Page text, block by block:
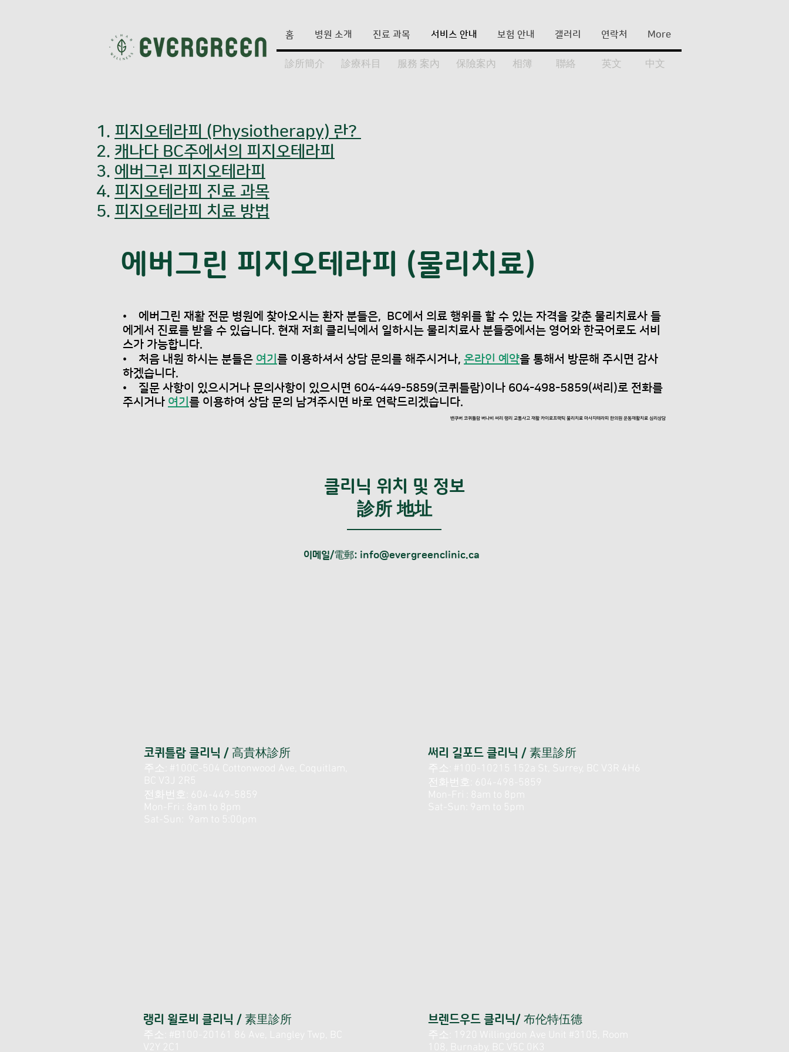
홈 병원 소개 진료 과목 서비스 안내 보험 안내 갤러리 연락처 More
診所簡介 診療科目 服務 案內 保險案內 相簿 聯絡 英文 中文
피지오테라피 (Physiotherapy) 란?
캐나다 BC주에서의 피지오테라피
​에버그린 피지오테라피
피지오테라피 진료 과목
피지오테라피 치료 방법
​에버그린 피지오테라피 (물리치료)
• 에버그린 재활 전문 병원에 찾아오시는 환자 분들은, BC에서 의료 행위를 할 수 있는 자격을 갖춘 물리치료사 들
에게서 진료를 받을 수 있습니다. 현재 저희 클리닉에서 일하시는 물리치료사 분들중에서는 영어와 한국어로도 서비
스가 가능합니다.
• 처음 내원 하시는 분들은 여기 를 이용하셔서 상담 문의를 해주시거나, 온라인 예약을 통해서 방문해 주시면 감사
하겠습니다.
• 질문 사항이 있으시거나 문의사항이 있으시면 604-449-5859(코퀴틀람)이나 604-498-5859(써리)로 전화를
주시거나 여기 를 이용하여 상담 문의 남겨주시면 바로 연락드리겠습니다.
밴쿠버 코퀴틀람 버나비 써리 랭리 교통사고 재활 카이로프랙틱 물리치료 마사지테라피 한의원 운동재활치료 심리상담
클리닉 위치 및 정보
​診所 地址
이메일/電郵: info@evergreenclinic.ca
코퀴틀람 클리닉 / 高貴林診所
주소: #100C-504 Cottonwood Ave, Coquitlam,
BC V3J 2R5
전화번호: 604-449-5859
Mon-Fri : 8am to 8pm
Sat-Sun: 9am to 5:00pm
랭리 윌로비 클리닉 / 素里診所
주소: #B100-20161 86 Ave, Langley Twp, BC
V2Y 2C1
써리 길포드 클리닉 / 素里診所
주소: #100-10215 152a St, Surrey, BC V3R 4H6
전화번호: 604-498-5859
Mon-Fri : 8am to 8pm
Sat-Sun: 9am to 5pm
브렌드우드 클리닉/ 布伦特伍德
주소: 1920 Willingdon Ave Unit #3105, Room
108, Burnaby, BC V5C 0K3